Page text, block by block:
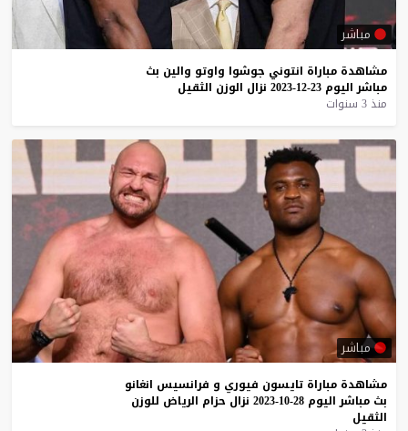
مباشر
مشاهدة مباراة انتوني جوشوا واوتو والين بث
مباشر اليوم 23-12-2023 نزال الوزن الثقيل
منذ 3 سنوات
مباشر
مشاهدة مباراة تايسون فيوري و فرانسيس انغانو
بث مباشر اليوم 28-10-2023 نزال حزام الرياض للوزن
الثقيل